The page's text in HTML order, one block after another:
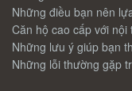
Những điều bạn nên
Căn hộ cao cấp với nội
Những lưu ý giúp bạn
Những lỗi thường gặp